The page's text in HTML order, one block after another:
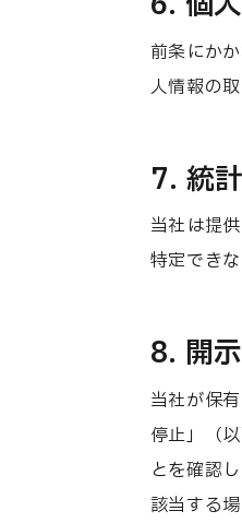
前条にか
人情報の
7. 統
当社は提
特定でき
8. 開
当社が保
停止」（
とを確認
該当する